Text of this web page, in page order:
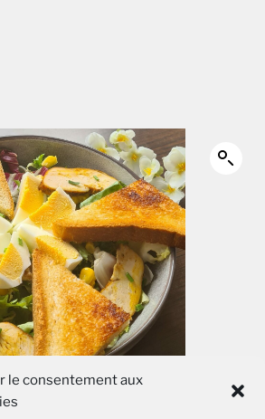
le consentement aux